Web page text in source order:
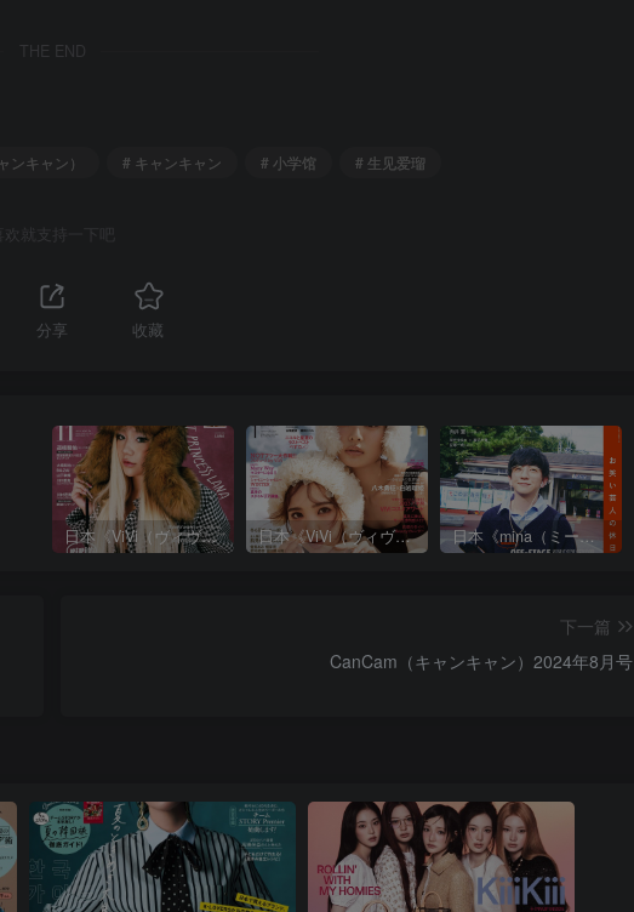
THE END
キャン） # キャンキャン # 小学馆 # 生见爱瑠
喜欢就支持一下吧
分享 收藏
日本《ViVi（ヴィヴィ）》女性流行时尚杂志 PDF电子版【2025年·全年订阅】 日本《ViVi（ヴィヴィ）》女性流行时尚杂志 PDF电子版【2024年·全年订阅】 日本《mina（ミーナ）》女性流行时尚杂志 PDF电子版【2025年·全年订阅】
下一篇
CanCam（キャンキャン）2024年8月号